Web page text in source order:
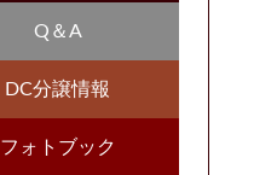
Q＆A
DC分譲情報
フォトブック